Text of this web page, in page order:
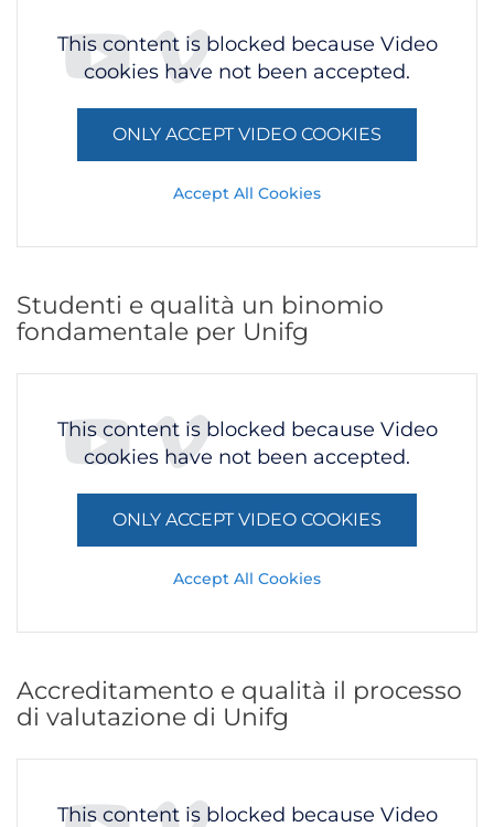
This content is blocked because Video
cookies have not been accepted.
ONLY ACCEPT VIDEO COOKIES
Accept All Cookies
Studenti e qualità un binomio
fondamentale per Unifg
This content is blocked because Video
cookies have not been accepted.
ONLY ACCEPT VIDEO COOKIES
Accept All Cookies
Accreditamento e qualità il processo
di valutazione di Unifg
This content is blocked because Video